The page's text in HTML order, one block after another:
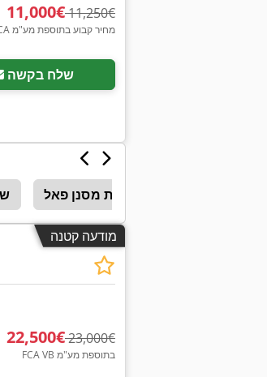
‏11,000 ‏€ ‏11,250 ‏€
FCA מחיר קבוע בתוספת מע"מ
שלח בקשה
מחסניות מסנן פאל
מודעה קטנה
‏22,500 ‏€ ‏23,000 ‏€
FCA VB בתוספת מע"מ